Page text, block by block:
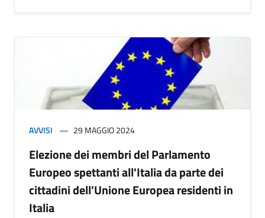
AVVISI 29 MAGGIO 2024
Elezione dei membri del Parlamento
Europeo spettanti all'Italia da parte dei
cittadini dell'Unione Europea residenti in
Italia